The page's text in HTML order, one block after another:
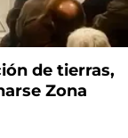
de tierras,
Zona